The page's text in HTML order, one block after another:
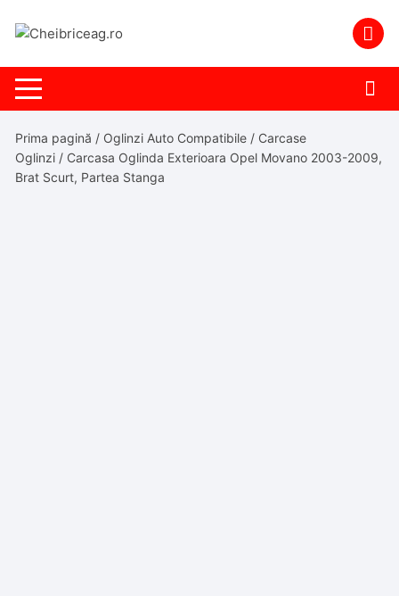
Prima pagină / Oglinzi Auto Compatibile / Carcase
Oglinzi / Carcasa Oglinda Exterioara Opel Movano 2003-2009,
Brat Scurt, Partea Stanga